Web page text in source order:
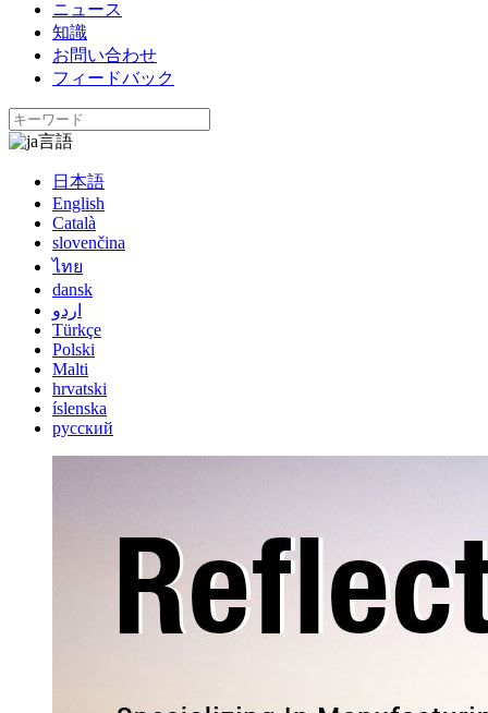
ニュース
知識
お問い合わせ
フィードバック
言語
日本語
English
Català
slovenčina
ไทย
dansk
اردو
Türkçe
Polski
Malti
hrvatski
íslenska
русский